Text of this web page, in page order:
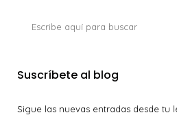
Suscríbete al blog
Sigue las nuevas entradas desde tu